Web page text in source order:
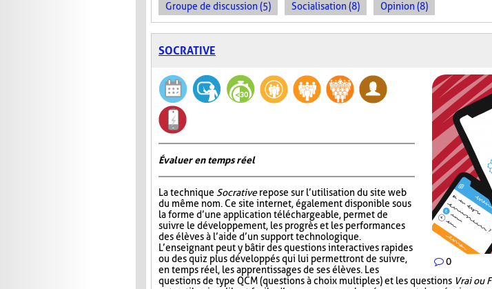
Groupe de discussion (5) Socialisation (8) Opinion (8)
SOCRATIVE
0
Évaluer en temps réel
La technique Socrativerepose sur l’utilisation du site web
du même nom. Ce site internet, également disponible sous
la forme d’une application téléchargeable, permet de
suivre le développement, les progrès et les performances
des élèves à l’aide d’un support technologique.
L’enseignant peut y bâtir des questions interactives rapides
ou des quiz plus développés qui lui permettront de suivre,
en temps réel, les apprentissages de ses élèves. Les
questions de type QCM (questions à choix multiples) et les questions Vrai ou